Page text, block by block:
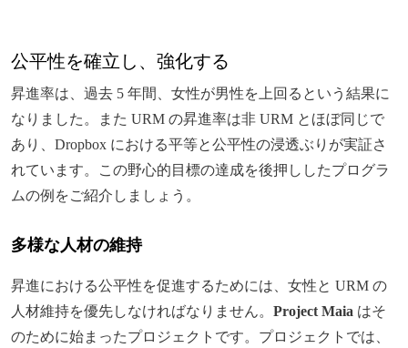
公平性を確立し、強化する
昇進率は、過去 5 年間、女性が男性を上回るという結果に
なりました。また URM の昇進率は非 URM とほぼ同じで
あり、Dropbox における平等と公平性の浸透ぶりが実証さ
れています。この野心的目標の達成を後押ししたプログラ
ムの例をご紹介しましょう。
多様な人材の維持
昇進における公平性を促進するためには、女性と URM の
人材維持を優先しなければなりません。 Project Maia はそ
のために始まったプロジェクトです。プロジェクトでは、